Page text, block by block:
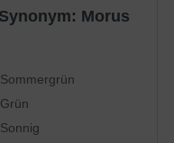
Sommergrün
Grün
Sonnig